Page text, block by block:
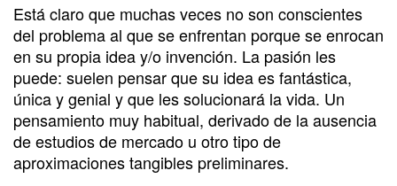
Está claro que muchas veces no son conscientes
del problema al que se enfrentan porque se enrocan
en su propia idea y/o invención. La pasión les
puede: suelen pensar que su idea es fantástica,
única y genial y que les solucionará la vida. Un
pensamiento muy habitual, derivado de la ausencia
de estudios de mercado u otro tipo de
aproximaciones tangibles preliminares.